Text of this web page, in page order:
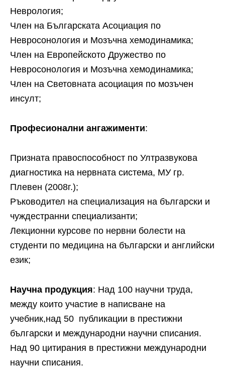
Неврология;
Член на Българската Асоциация по
Невросонология и Мозъчна хемодинамика;
Член на Европейското Дружество по
Невросонология и Мозъчна хемодинамика;
Член на Световната асоциация по мозъчен
инсулт;
Професионални ангажименти:
Призната правоспособност по Ултразвукова
диагностика на нервната система, МУ гр.
Плевен (2008г.);
Ръководител на специализация на български и
чуждестранни специализанти;
Лекционни курсове по нервни болести на
студенти по медицина на български и английски
език;
Научна продукция: Над 100 научни труда,
между които участие в написване на
учебник,над 50 публикации в престижни
български и международни научни списания.
Над 90 цитирания в престижни международни
научни списания.